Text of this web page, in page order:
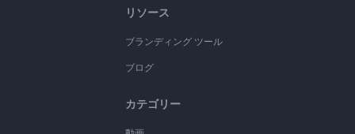
リソース
ブランディング ツール
ブログ
カテゴリー